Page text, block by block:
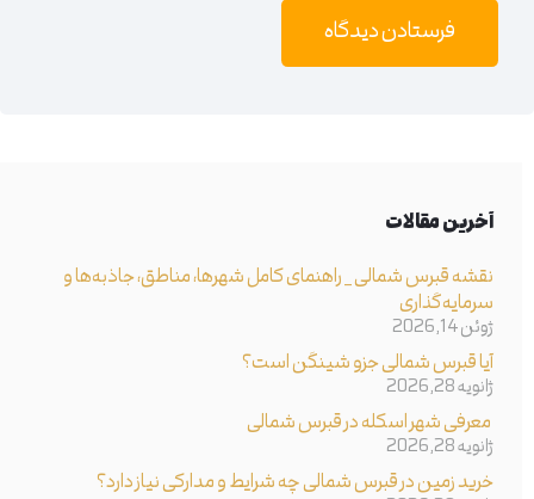
فرستادن دیدگاه
آخرین مقالات
نقشه قبرس شمالی _ راهنمای کامل شهرها، مناطق، جاذبه‌ها و
سرمایه‌گذاری
ژوئن 14, 2026
آیا قبرس شمالی جزو شینگن است؟
ژانویه 28, 2026
معرفی شهر اسکله در قبرس شمالی
ژانویه 28, 2026
خرید زمین در قبرس شمالی چه شرایط و مدارکی نیاز دارد؟